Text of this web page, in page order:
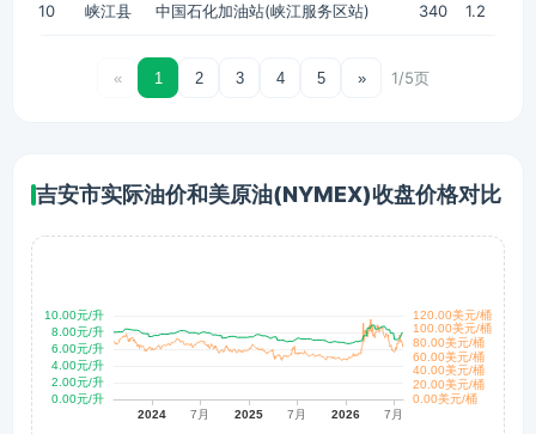
10 峡江县 中国石化加油站(峡江服务区站) 340 1.2
« 1 2 3 4 5 » 1/5页
吉安市实际油价和美原油(NYMEX)收盘价格对比